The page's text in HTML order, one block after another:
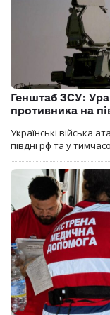
Генштаб ЗСУ:
противника на
Українські війська
півдні рф та у